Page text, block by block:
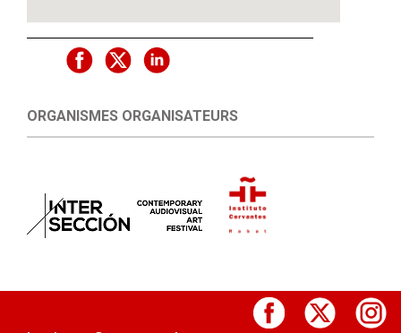
ORGANISMES ORGANISATEURS